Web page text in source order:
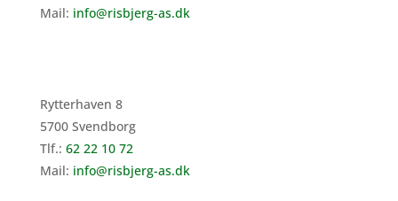
Mail: info@risbjerg-as.dk
Rytterhaven 8
5700 Svendborg
Tlf.: 62 22 10 72
Mail: info@risbjerg-as.dk